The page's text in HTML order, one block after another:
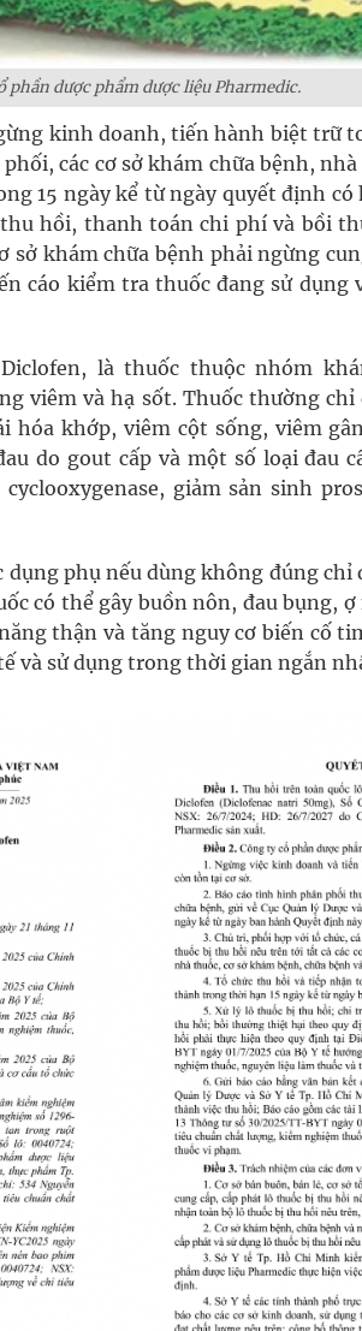
phần dược phẩm dược liệu Pharmedic.
kinh doanh, tiến hành biệt trữ
các cơ sở khám chữa bệnh,
15 ngày kể từ ngày quyết định
hồi, thanh toán chi phí và bồi
sở khám chữa bệnh phải ngừng
cáo kiểm tra thuốc đang sử dụng
là thuốc thuộc nhóm
viêm và hạ sốt. Thuốc thường
khớp, viêm cột sống, viêm
do gout cấp và một số loại đau
giảm sản sinh
dụng phụ nếu dùng không đúng chỉ
có thể gây buồn nôn, đau bụng,
thận và tăng nguy cơ biến cố
và sử dụng trong thời gian ngắn